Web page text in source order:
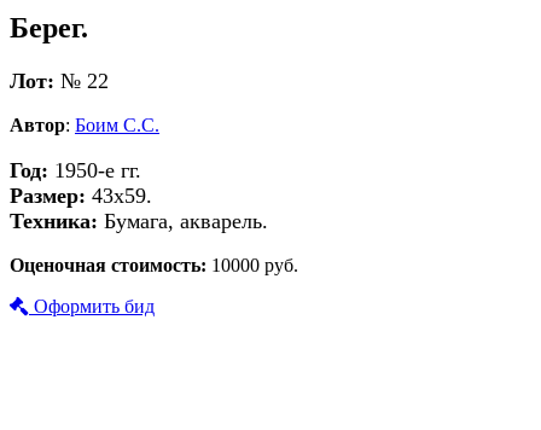
Берег.
Лот: № 22
Автор: Боим С.С.
Год: 1950-е гг.
Размер: 43х59.
Техника: Бумага, акварель.
Оценочная стоимость: 10000 руб.
Оформить бид